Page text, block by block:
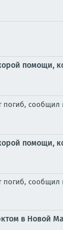
помощи,
сообщил
помощи,
в Новой